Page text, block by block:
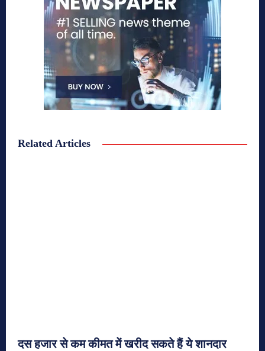
Related Articles
दस हजार से कम कीमत में खरीद सकते हैं ये शानदार